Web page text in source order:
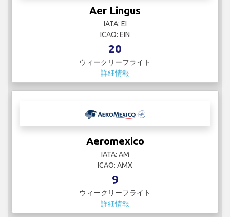
Aer Lingus
IATA: EI
ICAO: EIN
20
ウィークリーフライト
詳細情報
Aeromexico
IATA: AM
ICAO: AMX
9
ウィークリーフライト
詳細情報